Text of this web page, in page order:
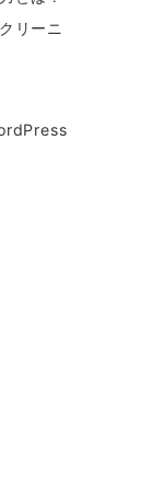
リーニ